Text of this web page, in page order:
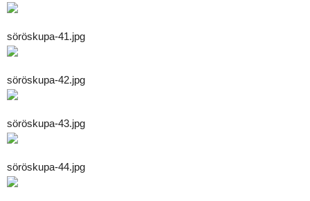
söröskupa-41.jpg
söröskupa-42.jpg
söröskupa-43.jpg
söröskupa-44.jpg